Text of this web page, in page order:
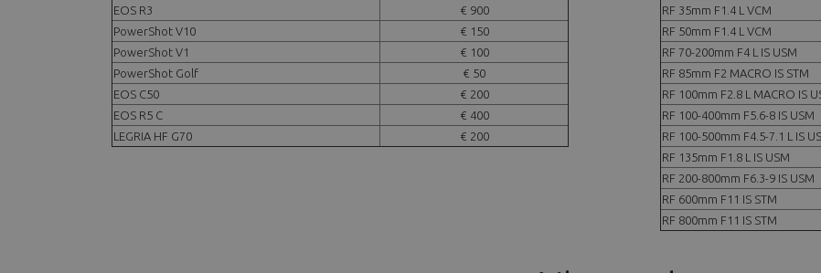
EOS R3
€ 900
PowerShot V10
€ 150
PowerShot V1
€ 100
PowerShot Golf
€ 50
EOS C50
€ 200
EOS R5 C
€ 400
LEGRIA HF G70
€ 200
RF 35mm F1.4 L VCM
RF 50mm F1.4 L VCM
RF 70-200mm F4 L IS USM
RF 85mm F2 MACRO IS STM
RF 100mm F2.8 L MACRO IS
RF 100-400mm F5.6-8 IS USM
RF 100-500mm F4.5-7.1 L IS
RF 135mm F1.8 L IS USM
RF 200-800mm F6.3-9 IS USM
RF 600mm F11 IS STM
RF 800mm F11 IS STM